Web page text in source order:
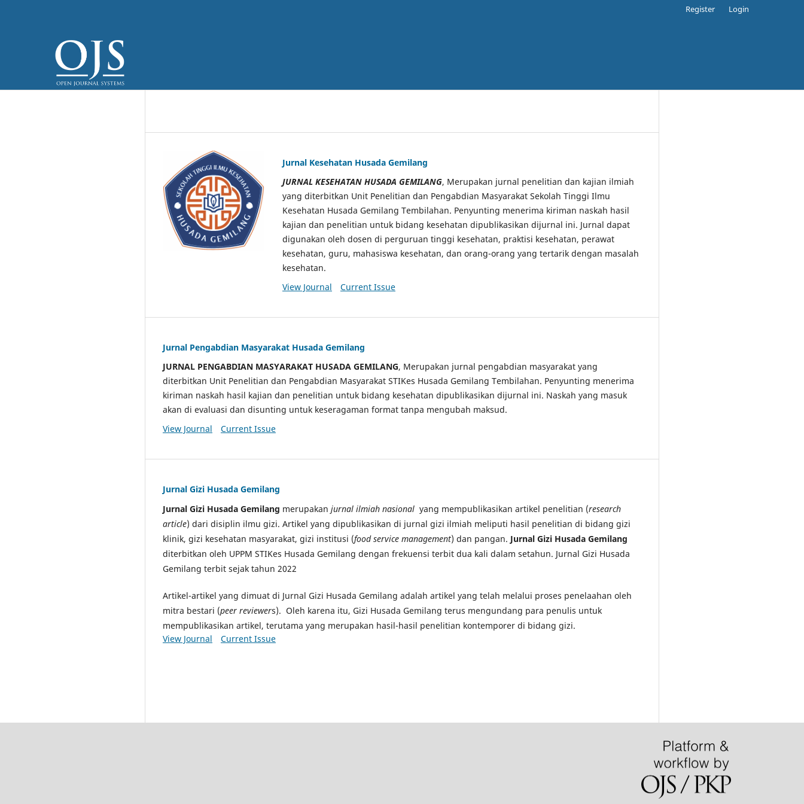
Register Login
Jurnal Kesehatan Husada Gemilang
JURNAL KESEHATAN HUSADA GEMILANG, Merupakan jurnal penelitian dan kajian ilmiah
yang diterbitkan Unit Penelitian dan Pengabdian Masyarakat Sekolah Tinggi Ilmu
Kesehatan Husada Gemilang Tembilahan. Penyunting menerima kiriman naskah hasil
kajian dan penelitian untuk bidang kesehatan dipublikasikan dijurnal ini. Jurnal dapat
digunakan oleh dosen di perguruan tinggi kesehatan, praktisi kesehatan, perawat
kesehatan, guru, mahasiswa kesehatan, dan orang-orang yang tertarik dengan masalah
kesehatan.
View Journal
Current Issue
Jurnal Pengabdian Masyarakat Husada Gemilang
JURNAL PENGABDIAN MASYARAKAT HUSADA GEMILANG, Merupakan jurnal pengabdian masyarakat yang
diterbitkan Unit Penelitian dan Pengabdian Masyarakat STIKes Husada Gemilang Tembilahan. Penyunting menerima
kiriman naskah hasil kajian dan penelitian untuk bidang kesehatan dipublikasikan dijurnal ini. Naskah yang masuk
akan di evaluasi dan disunting untuk keseragaman format tanpa mengubah maksud.
View Journal
Current Issue
Jurnal Gizi Husada Gemilang
Jurnal Gizi Husada Gemilang merupakan jurnal ilmiah nasional yang mempublikasikan artikel penelitian (research
article) dari disiplin ilmu gizi. Artikel yang dipublikasikan di jurnal gizi ilmiah meliputi hasil penelitian di bidang gizi
klinik, gizi kesehatan masyarakat, gizi institusi (food service management) dan pangan. Jurnal Gizi Husada Gemilang
diterbitkan oleh UPPM STIKes Husada Gemilang dengan frekuensi terbit dua kali dalam setahun. Jurnal Gizi Husada
Gemilang terbit sejak tahun 2022
Artikel-artikel yang dimuat di Jurnal Gizi Husada Gemilang adalah artikel yang telah melalui proses penelaahan oleh
mitra bestari (peer reviewers). Oleh karena itu, Gizi Husada Gemilang terus mengundang para penulis untuk
mempublikasikan artikel, terutama yang merupakan hasil-hasil penelitian kontemporer di bidang gizi.
View Journal
Current Issue